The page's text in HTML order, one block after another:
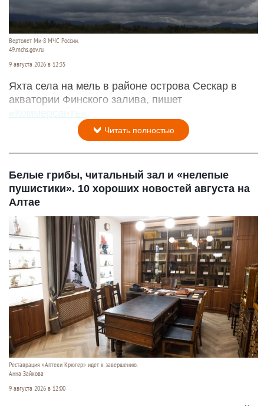
Вертолет Ми-8 МЧС России.
49.mchs.gov.ru
9 августа 2026 в 12:35
Яхта села на мель в районе острова Сескар в
акватории Финского залива, пишет
«Коммерсантъ»
Читать полностью
Белые грибы, читальный зал и «нелепые
пушистики». 10 хороших новостей августа на
Алтае
Реставрация «Аптеки Крюгер» идет к завершению.
Анна Зайкова
9 августа 2026 в 12:00